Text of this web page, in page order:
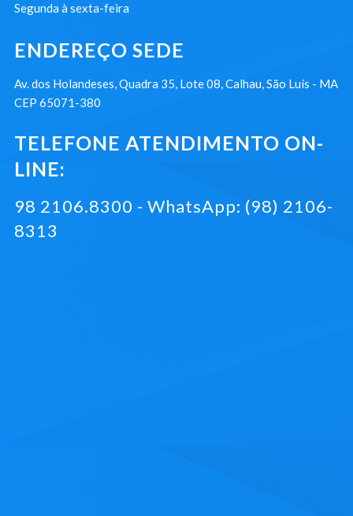
Segunda à sexta-feira
ENDEREÇO SEDE
Av. dos Holandeses, Quadra 35, Lote 08, Calhau, São Luís - MA
CEP 65071-380
TELEFONE ATENDIMENTO ON-
LINE:
98 2106.8300 - WhatsApp: (98) 2106-
8313